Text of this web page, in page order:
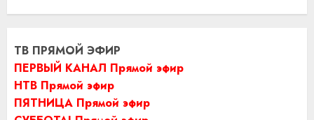
ТВ ПРЯМОЙ ЭФИР
ПЕРВЫЙ КАНАЛ Прямой эфир
НТВ Прямой эфир
ПЯТНИЦА Прямой эфир